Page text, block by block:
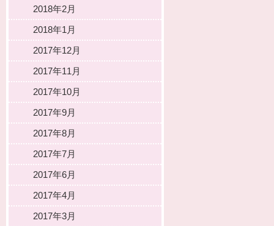
2018年2月
2018年1月
2017年12月
2017年11月
2017年10月
2017年9月
2017年8月
2017年7月
2017年6月
2017年4月
2017年3月